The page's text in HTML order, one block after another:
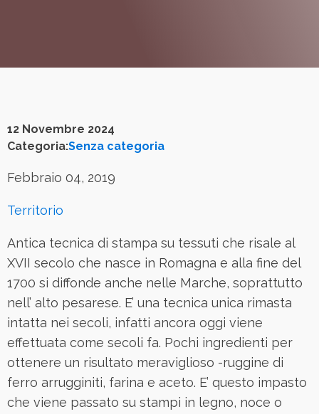
12 Novembre 2024
Categoria:Senza categoria
Febbraio 04, 2019
Territorio
Antica tecnica di stampa su tessuti che risale al
XVII secolo che nasce in Romagna e alla fine del
1700 si diffonde anche nelle Marche, soprattutto
nell’ alto pesarese. E’ una tecnica unica rimasta
intatta nei secoli, infatti ancora oggi viene
effettuata come secoli fa. Pochi ingredienti per
ottenere un risultato meraviglioso -ruggine di
ferro arrugginiti, farina e aceto. E’ questo impasto
che viene passato su stampi in legno, noce o